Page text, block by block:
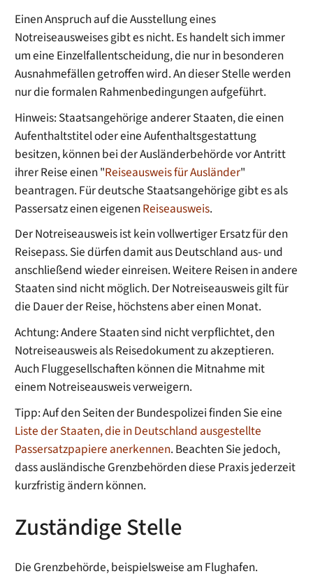
Einen Anspruch auf die Ausstellung eines
Notreiseausweises gibt es nicht. Es handelt sich immer
um eine Einzelfallentscheidung, die nur in besonderen
Ausnahmefällen getroffen wird. An dieser Stelle werden
nur die formalen Rahmenbedingungen aufgeführt.
Hinweis: Staatsangehörige anderer Staaten, die einen
Aufenthaltstitel oder eine Aufenthaltsgestattung
besitzen, können bei der Ausländerbehörde vor Antritt
ihrer Reise einen "Reiseausweis für Ausländer"
beantragen. Für deutsche Staatsangehörige gibt es als
Passersatz einen eigenenReiseausweis.
Der Notreiseausweis ist kein vollwertiger Ersatz für den
Reisepass. Sie dürfen damit aus Deutschland aus- und
anschließend wieder einreisen. Weitere Reisen in andere
Staaten sind nicht möglich. Der Notreiseausweis gilt für
die Dauer der Reise, höchstens aber einen Monat.
Achtung: Andere Staaten sind nicht verpflichtet, den
Notreiseausweis als Reisedokument zu akzeptieren.
Auch Fluggesellschaften können die Mitnahme mit
einem Notreiseausweis verweigern.
Tipp: Auf den Seiten der Bundespolizei finden Sie eine
Liste der Staaten, die in Deutschland ausgestellte
Passersatzpapiere anerkennen. Beachten Sie jedoch,
dass ausländische Grenzbehörden diese Praxis jederzeit
kurzfristig ändern können.
Zuständige Stelle
Die Grenzbehörde, beispielsweise am Flughafen.